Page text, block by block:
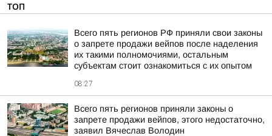
ТОП
Всего пять регионов РФ приняли свои законы
о запрете продажи вейпов после наделения
их такими полномочиями, остальным
субъектам стоит ознакомиться с их опытом
08:27
Всего пять регионов приняли законы о
запрете продажи вейпов, этого недостаточно,
заявил Вячеслав Володин